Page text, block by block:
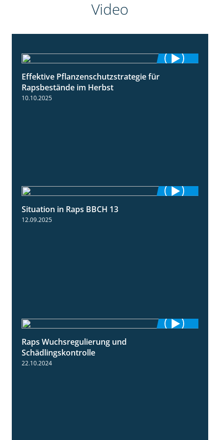
Video
Effektive Pflanzenschutzstrategie für
Rapsbestände im Herbst
10.10.2025
Situation in Raps BBCH 13
12.09.2025
Raps Wuchsregulierung und
Schädlingskontrolle
22.10.2024